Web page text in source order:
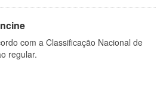
com a Classificação Nacional de
regular.